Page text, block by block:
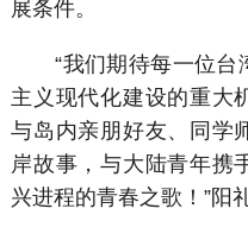
展条件。
“我们期待每一位台
主义现代化建设的重大
与岛内亲朋好友、同学
岸故事，与大陆青年携
兴进程的青春之歌！”阳